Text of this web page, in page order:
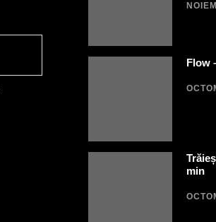
Flow
min